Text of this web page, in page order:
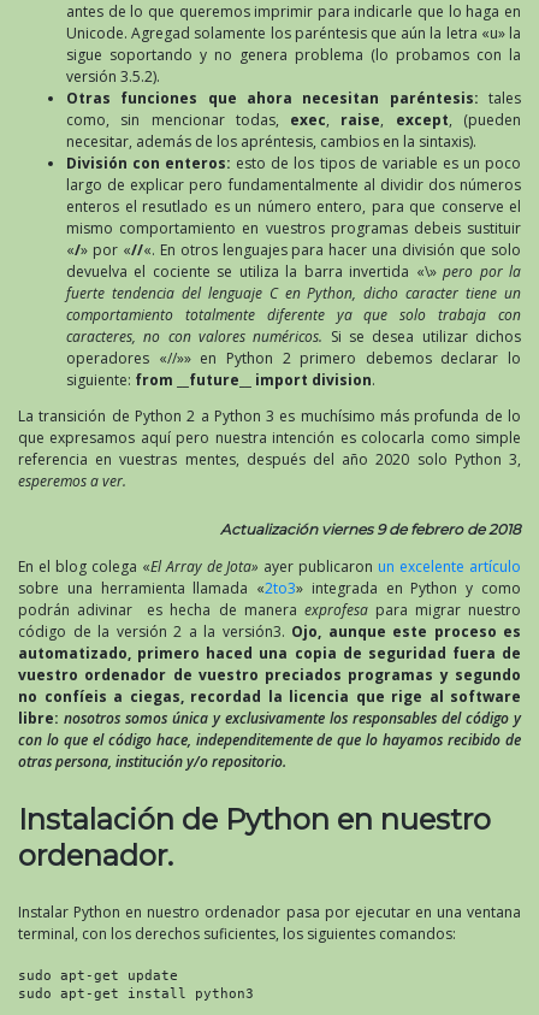
antes de lo que queremos imprimir para indicarle que lo haga en
Unicode. Agregad solamente los paréntesis que aún la letra «u» la
sigue soportando y no genera problema (lo probamos con la
versión 3.5.2).
Otras funciones que ahora necesitan paréntesis: tales
como, sin mencionar todas, exec, raise, except, (pueden
necesitar, además de los apréntesis, cambios en la sintaxis).
División con enteros: esto de los tipos de variable es un poco
largo de explicar pero fundamentalmente al dividir dos números
enteros el resutlado es un número entero, para que conserve el
mismo comportamiento en vuestros programas debeis sustituir
«/» por «//«. En otros lenguajes para hacer una división que solo
devuelva el cociente se utiliza la barra invertida «\»pero por la
fuerte tendencia del lenguaje C en Python, dicho caracter tiene un
comportamiento totalmente diferente ya que solo trabaja con
caracteres, no con valores numéricos. Si se desea utilizar dichos
operadores «//»» en Python 2 primero debemos declarar lo
siguiente: from __future__ import division.
La transición de Python 2 a Python 3 es muchísimo más profunda de lo
que expresamos aquí pero nuestra intención es colocarla como simple
referencia en vuestras mentes, después del año 2020 solo Python 3,
esperemos a ver.
Actualización viernes 9 de febrero de 2018
En el blog colega «El Array de Jota» ayer publicaron un excelente artículo
sobre una herramienta llamada «2to3» integrada en Python y como
podrán adivinar es hecha de manera exprofesapara migrar nuestro
código de la versión 2 a la versión3. Ojo, aunque este proceso es
automatizado, primero haced una copia de seguridad fuera de
vuestro ordenador de vuestro preciados programas y segundo
no confíeis a ciegas, recordad la licencia que rige al software
libre: nosotros somos única y exclusivamente los responsables del código y
con lo que el código hace, independitemente de que lo hayamos recibido de
otras persona, institución y/o repositorio.
Instalación de Python en nuestro
ordenador.
Instalar Python en nuestro ordenador pasa por ejecutar en una ventana
terminal, con los derechos suficientes, los siguientes comandos:
sudo apt-get update
sudo apt-get install python3